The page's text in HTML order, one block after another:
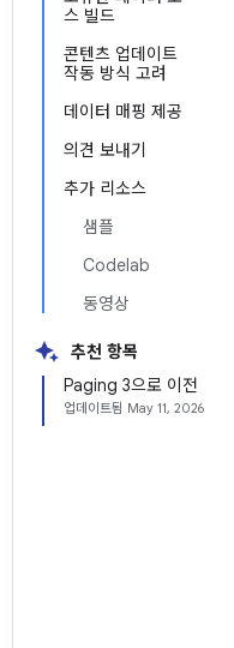
스 빌드
콘텐츠 업데이트
작동 방식 고려
데이터 매핑 제공
의견 보내기
추가 리소스
샘플
Codelab
동영상
추천 항목
Paging 3으로 이전
업데이트됨 May 11, 2026